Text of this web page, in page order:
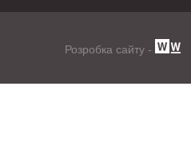
Розробка сайту -